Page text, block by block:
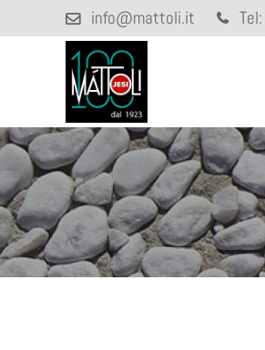
info@mattoli.it Tel: